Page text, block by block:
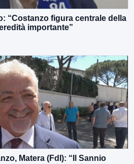
“Costanzo figura centrale della
importante”
Matera (FdI): “Il Sannio